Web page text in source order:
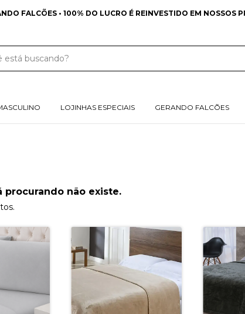
FALCÕES • 100% DO LUCRO É REINVESTIDO EM NOSSOS
LOJINHAS ESPECIAIS GERANDO FALCÕES
procurando não existe.